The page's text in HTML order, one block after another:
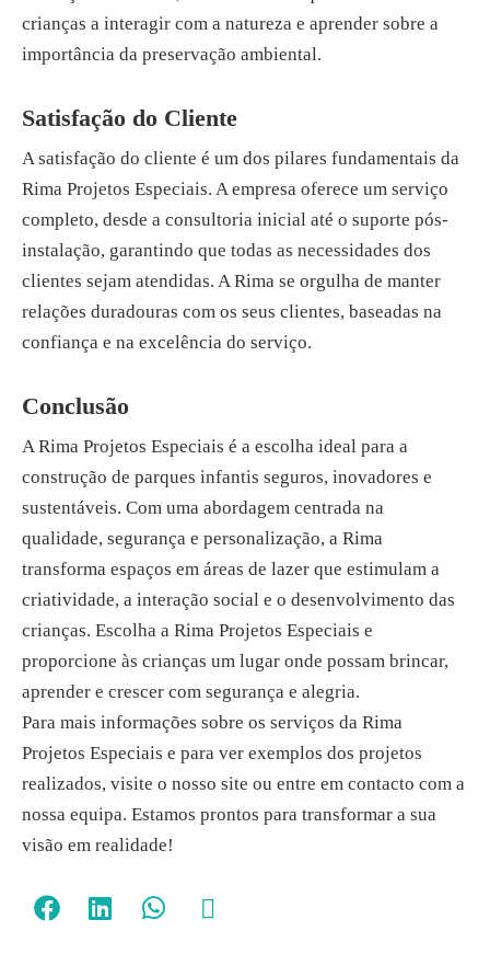
crianças a interagir com a natureza e aprender sobre a
importância da preservação ambiental.
Satisfação do Cliente
A satisfação do cliente é um dos pilares fundamentais da
Rima Projetos Especiais. A empresa oferece um serviço
completo, desde a consultoria inicial até o suporte pós-
instalação, garantindo que todas as necessidades dos
clientes sejam atendidas. A Rima se orgulha de manter
relações duradouras com os seus clientes, baseadas na
confiança e na excelência do serviço.
Conclusão
A Rima Projetos Especiais é a escolha ideal para a
construção de parques infantis seguros, inovadores e
sustentáveis. Com uma abordagem centrada na
qualidade, segurança e personalização, a Rima
transforma espaços em áreas de lazer que estimulam a
criatividade, a interação social e o desenvolvimento das
crianças. Escolha a Rima Projetos Especiais e
proporcione às crianças um lugar onde possam brincar,
aprender e crescer com segurança e alegria.
Para mais informações sobre os serviços da Rima
Projetos Especiais e para ver exemplos dos projetos
realizados, visite o nosso site ou entre em contacto com a
nossa equipa. Estamos prontos para transformar a sua
visão em realidade!